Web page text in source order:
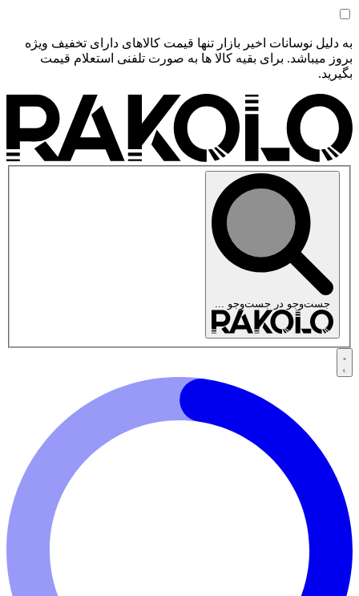
به دلیل نوسانات اخیر بازار تنها قیمت کالاهای دارای تخفیف ویژه
بروز میباشد. برای بقیه کالا ها به صورت تلفنی استعلام قیمت
بگیرید.
جست‌وجو در جست‌وجو ...